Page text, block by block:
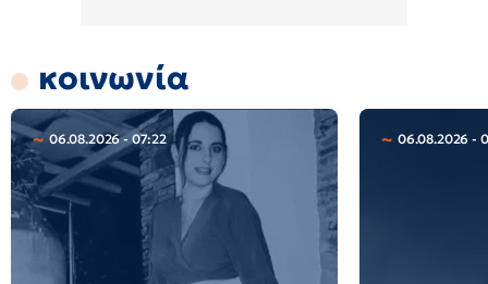
κοινωνία
06.08.2026 - 07:22 06.08.2026 -